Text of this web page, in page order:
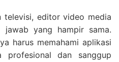
televisi, editor video media
jawab yang hampir sama.
harus memahami aplikasi
profesional dan sanggup